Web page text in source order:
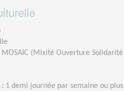
MOSAIC (Mixité Ouverture
1 demi journée par semaine ou plus